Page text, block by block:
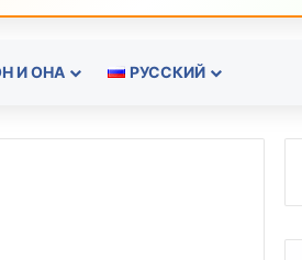
И ОНА РУССКИЙ